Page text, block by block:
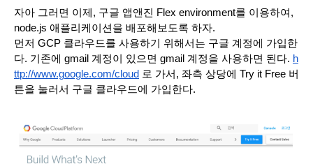
자아 그러면 이제, 구글 앱앤진 Flex environment를 이용하여,
node.js 애플리케이션을 배포해보도록 하자.
먼저 GCP 클라우드를 사용하기 위해서는 구글 계정에 가입한
다. 기존에 gmail 계정이 있으면 gmail 계정을 사용하면 된다. h
ttp://www.google.com/cloud 로 가서, 좌측 상당에 Try it Free 버
튼을 눌러서 구글 클라우드에 가입한다.